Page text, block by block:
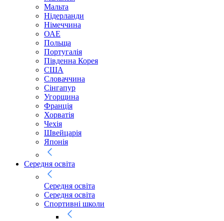
Мальта
Нідерланди
Німеччина
ОАЕ
Польща
Португалія
Південна Корея
США
Словаччина
Сінгапур
Угорщина
Франція
Хорватія
Чехія
Швейцарія
Японія
Середня освіта
Середня освіта
Середня освіта
Спортивні школи